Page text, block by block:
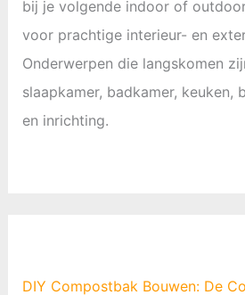
bij je volgende indoor of
voor prachtige interieur- en
Onderwerpen die langskomen
slaapkamer, badkamer, keuken,
en inrichting.
DIY Compostbak Bouwen: De